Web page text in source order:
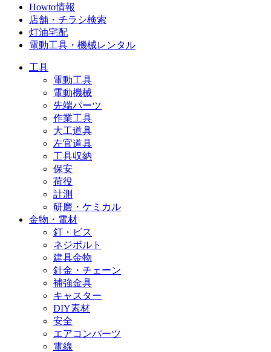
Howto情報
店舗・チラシ検索
灯油宅配
電動工具・機械レンタル
工具
電動工具
電動機械
先端パーツ
作業工具
大工道具
左官道具
工具収納
保安
荷役
計測
研磨・ケミカル
金物・電材
釘・ビス
ネジボルト
建具金物
針金・チェーン
補強金具
キャスター
DIY素材
安全
エアコンパーツ
電線